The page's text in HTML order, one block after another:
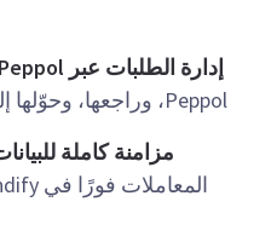
إدارة الطلبات عبر Peppol
Peppol، وراجعها، وحوّلها إلى فواتير للعملاء بنقرة واحدة.
مزامنة كاملة